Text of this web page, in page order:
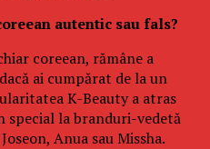
autentic sau fals?
coreean, rămâne a
ai cumpărat de la un
K-Beauty a atras
special la branduri-vedetă
Anua sau Missha.